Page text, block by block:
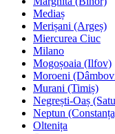
Mediaș
Merișani (Argeș)
Miercurea Ciuc
Milano
Mogoșoaia (Ilfov)
Moroeni
Murani (Timiș)
Negrești-Oaș
Neptun
Oltenița